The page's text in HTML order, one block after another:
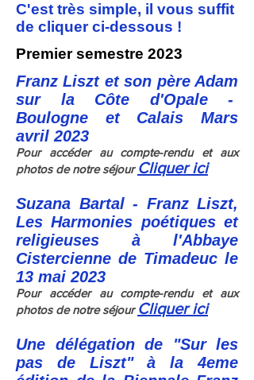
C'est très simple, il vous suffit
de cliquer ci-dessous !
Premier semestre 2023
Franz Liszt et son père Adam
sur la Côte d'Opale -
Boulogne et Calais Mars
avril 2023
Pour accéder au compte-rendu et aux
photos de notre séjour Cliquer ici
Suzana Bartal - Franz Liszt,
Les Harmonies poétiqueset
religieuses à l'Abbaye
Cistercienne de Timadeuc le
13 mai 2023
Pour accéder au compte-rendu et aux
photos de notre séjour Cliquer ici
Une délégation de "Sur les
pas de Liszt" à la 4eme